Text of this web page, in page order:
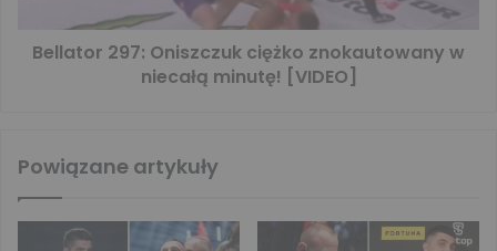
Bellator 297: Oniszczuk ciężko znokautowany w
niecałą minutę! [VIDEO]
Powiązane artykuły